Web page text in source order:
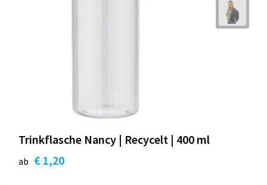
Trinkflasche Nancy | Recycelt | 400 ml
ab € 1,20